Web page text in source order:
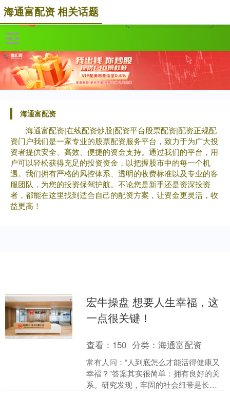
海通富配资
海通富配资|在线配资炒股|配资平台股票配资|配资正规配
资门户我们是一家专业的股票配资服务平台，致力于为广大投
资者提供安全、高效、便捷的资金支持。通过我们的平台，用
户可以轻松获得充足的投资资金，以把握股市中的每一个机
遇。我们拥有严格的风控体系、透明的收费标准以及专业的客
服团队，为您的投资保驾护航。不论您是新手还是资深投资
者，都能在这里找到适合自己的配资方案，让资金更灵活，收
益更高！
海通富配资 相关话题
宏牛操盘 想要人生幸福，这
一点很关键！
查看： 150 分类：海通富配资
常有人问：“人到底怎么才能活得健康又
幸福？”答案其实很简单：拥有良好的关
系。研究发现，牢固的社会纽带是长期